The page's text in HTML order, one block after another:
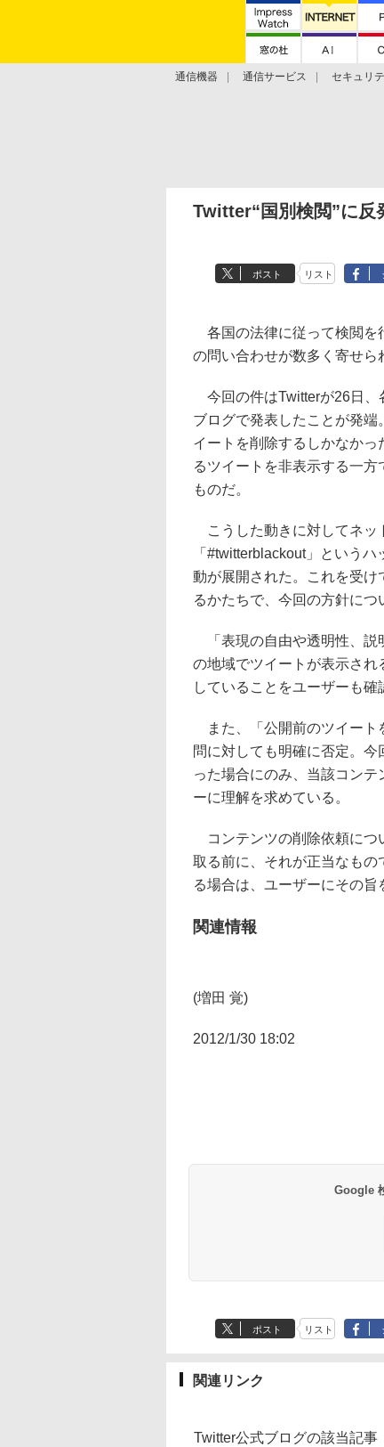
通信機器 通信サービス セキュリ
Twitter“国別検閲”に反
ポスト リスト
各国の法律に従って検閲を
の問い合わせが数多く寄せら
今回の件はTwitterが26日、
ブログで発表したことが発
イートを削除するしかなか
るツイートを非表示する一
ものだ。
こうした動きに対してネッ
「#twitterblackout」という
動が展開された。これを受け
るかたちで、今回の方針につ
「表現の自由や透明性、説
の地域でツイートが表示さ
していることをユーザーも確
また、「公開前のツイート
問に対しても明確に否定。
った場合にのみ、当該コン
ーに理解を求めている。
コンテンツの削除依頼につ
取る前に、それが正当なも
る場合は、ユーザーにその旨
関連情報
(増田 覚)
2012/1/30 18:02
Google
ポスト リスト
関連リンク
Twitter公式ブログの該当記事